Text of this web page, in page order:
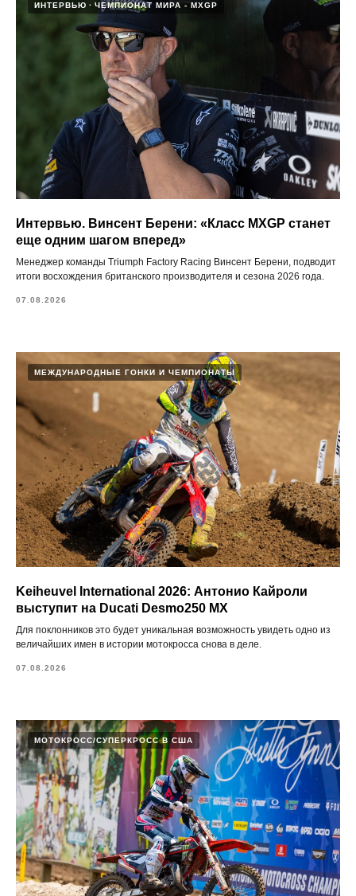
ИНТЕРВЬЮ ЧЕМПИОНАТ МИРА - MXGP
Интервью. Винсент Берени: «Класс MXGP станет
еще одним шагом вперед»
Менеджер команды Triumph Factory Racing Винсент Берени, подводит
итоги восхождения британского производителя и сезона 2026 года.
07.08.2026
МЕЖДУНАРОДНЫЕ ГОНКИ И ЧЕМПИОНАТЫ
Keiheuvel International 2026: Антонио Кайроли
выступит на Ducati Desmo250 MX
Для поклонников это будет уникальная возможность увидеть одно из
величайших имен в истории мотокросса снова в деле.
07.08.2026
МОТОКРОСС/СУПЕРКРОСС В США